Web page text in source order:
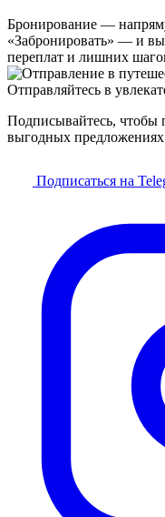
Бронирование —
«Забронировать» — и вы
переплат и лишних
Отправляйтесь в
Подписывайтесь, чтобы
выгодных
Подписаться на